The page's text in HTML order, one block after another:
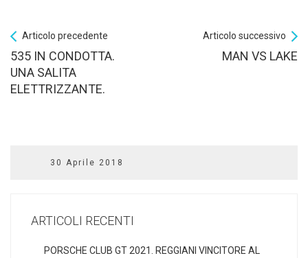
Articolo precedente
535 IN CONDOTTA.
UNA SALITA
ELETTRIZZANTE.
Articolo successivo
MAN VS LAKE
30 Aprile 2018
ARTICOLI RECENTI
PORSCHE CLUB GT 2021. REGGIANI VINCITORE AL